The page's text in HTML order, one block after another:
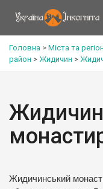
Головна > Міста та
район > Жидичин >
Жидичинський